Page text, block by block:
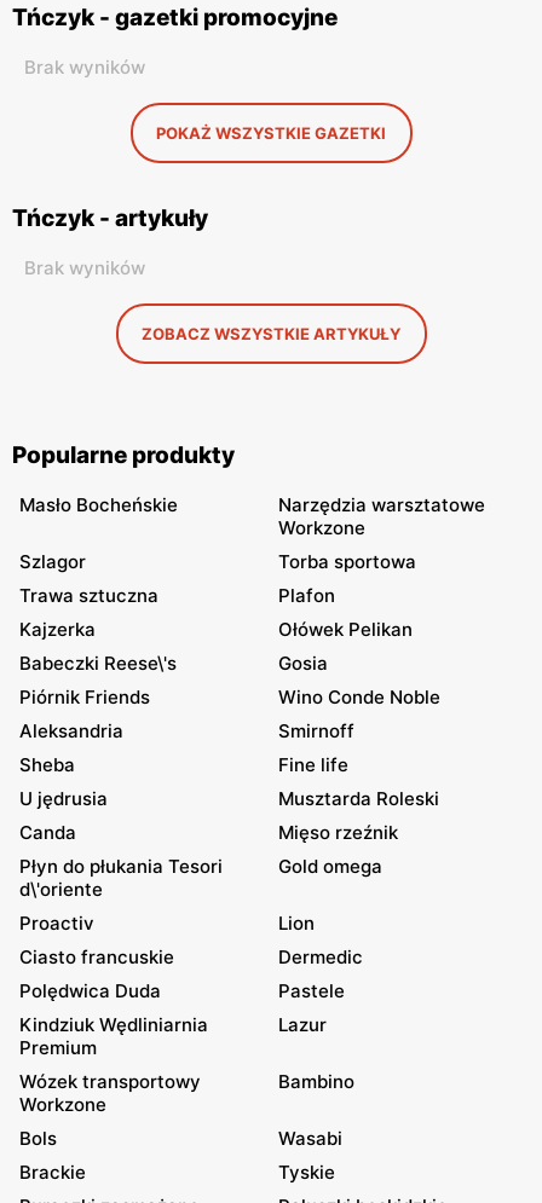
Tńczyk - gazetki promocyjne
Brak wyników
POKAŻ WSZYSTKIE GAZETKI
Tńczyk - artykuły
Brak wyników
ZOBACZ WSZYSTKIE ARTYKUŁY
Popularne produkty
Masło Bocheńskie
Narzędzia warsztatowe
Workzone
Szlagor
Torba sportowa
Trawa sztuczna
Plafon
Kajzerka
Ołówek Pelikan
Babeczki Reese\'s
Gosia
Piórnik Friends
Wino Conde Noble
Aleksandria
Smirnoff
Sheba
Fine life
U jędrusia
Musztarda Roleski
Canda
Mięso rzeźnik
Płyn do płukania Tesori
d\'oriente
Gold omega
Proactiv
Lion
Ciasto francuskie
Dermedic
Polędwica Duda
Pastele
Kindziuk Wędliniarnia
Premium
Lazur
Wózek transportowy
Workzone
Bambino
Bols
Wasabi
Brackie
Tyskie